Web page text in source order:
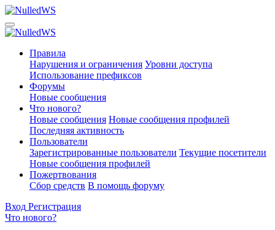
Правила
Нарушения и ограничения Уровни доступа
Использование префиксов
Форумы
Новые сообщения
Что нового?
Новые сообщения Новые сообщения профилей
Последняя активность
Пользователи
Зарегистрированные пользователи Текущие посетители
Новые сообщения профилей
Пожертвования
Сбор средств В помощь форуму
Вход Регистрация
Что нового?